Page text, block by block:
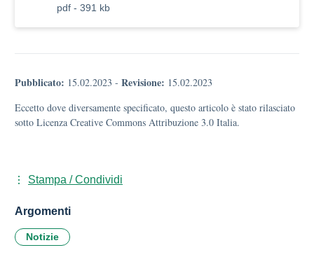
pdf - 391 kb
Pubblicato: 15.02.2023 - Revisione: 15.02.2023
Eccetto dove diversamente specificato, questo articolo è stato rilasciato
sotto Licenza Creative Commons Attribuzione 3.0 Italia.
Stampa / Condividi
Argomenti
Notizie